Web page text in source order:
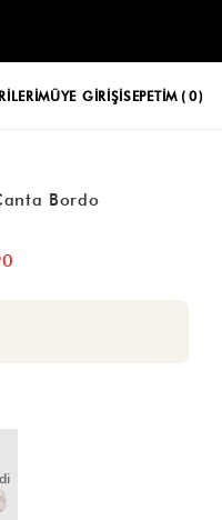
ÜYE GIRIŞISEPETIM 0
Bordo